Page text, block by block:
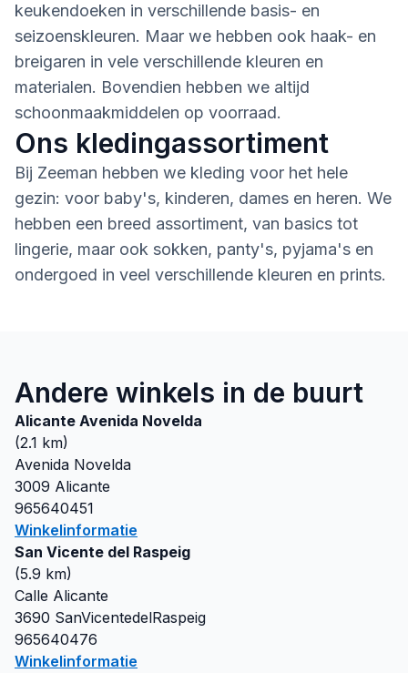
keukendoeken in verschillende basis- en
seizoenskleuren. Maar we hebben ook haak- en
breigaren in vele verschillende kleuren en
materialen. Bovendien hebben we altijd
schoonmaakmiddelen op voorraad.
Ons kledingassortiment
Bij Zeeman hebben we kleding voor het hele
gezin: voor baby's, kinderen, dames en heren. We
hebben een breed assortiment, van basics tot
lingerie, maar ook sokken, panty's, pyjama's en
ondergoed in veel verschillende kleuren en prints.
Andere winkels in de buurt
Alicante Avenida Novelda
(2.1 km)
Avenida Novelda
3009 Alicante
965640451
Winkelinformatie
San Vicente del Raspeig
(5.9 km)
Calle Alicante
3690 SanVicentedelRaspeig
965640476
Winkelinformatie